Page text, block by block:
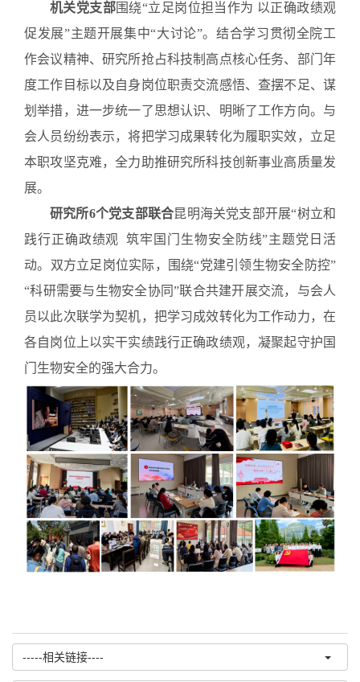
机关党支部围绕“立足岗位担当作为 以正确政绩观
促发展”主题开展集中“大讨论”。结合学习贯彻全院工
作会议精神、研究所抢占科技制高点核心任务、部门年
度工作目标以及自身岗位职责交流感悟、查摆不足、谋
划举措，进一步统一了思想认识、明晰了工作方向。与
会人员纷纷表示，将把学习成果转化为履职实效，立足
本职攻坚克难，全力助推研究所科技创新事业高质量发
展。
研究所6个党支部联合昆明海关党支部开展“树立和
践行正确政绩观 筑牢国门生物安全防线”主题党日活
动。双方立足岗位实际，围绕“党建引领生物安全防控”
“科研需要与生物安全协同”联合共建开展交流，与会人
员以此次联学为契机，把学习成效转化为工作动力，在
各自岗位上以实干实绩践行正确政绩观，凝聚起守护国
门生物安全的强大合力。
-----相关链接----